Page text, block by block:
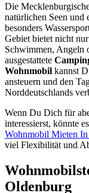
Die
natürlichen Seen und
besonders
Gebiet bietet nicht
Schwimmen, Angeln
ausgestattete
Wohnmobil kannst
ansteuern und den
Norddeutschlands
Wenn Du Dich für
interessierst, könnte
Wohnmobil Mieten
viel Flexibilität und
Oldenburg